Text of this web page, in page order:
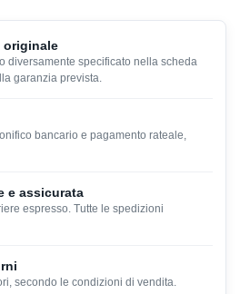
originale
diversamente specificato nella scheda
garanzia prevista.
bancario e pagamento rateale,
e assicurata
espresso. Tutte le spedizioni
secondo le condizioni di vendita.